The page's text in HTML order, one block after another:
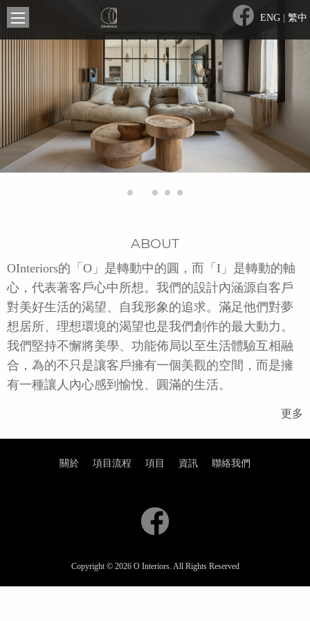
ENG | 繁中
ABOUT
OInteriors的「O」是轉動中的圓，而「I」是轉動的軸
心，代表著客戶心中所想。我們的設計內涵源自客戶
對美好生活的渴望、自我形象的追求。滿足他們對夢
想居所、理想環境的渴望也是我們創作的最大動力。
我們堅持不懈將美學、功能佈局以至生活體驗互相融
合，為的不只是讓客戶擁有一個美觀的空間，而是擁
有一種讓人內心感到愉悅、圓滿的生活。
更多
關於 項目流程 項目 資訊 聯絡我們
Copyright © 2026 O Interiors. All Rights Reserved